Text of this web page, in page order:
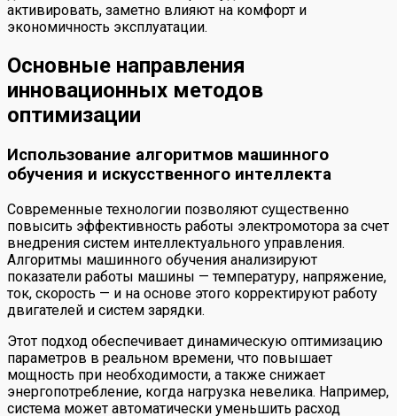
активировать, заметно влияют на комфорт и
экономичность эксплуатации.
Основные направления
инновационных методов
оптимизации
Использование алгоритмов машинного
обучения и искусственного интеллекта
Современные технологии позволяют существенно
повысить эффективность работы электромотора за счет
внедрения систем интеллектуального управления.
Алгоритмы машинного обучения анализируют
показатели работы машины — температуру, напряжение,
ток, скорость — и на основе этого корректируют работу
двигателей и систем зарядки.
Этот подход обеспечивает динамическую оптимизацию
параметров в реальном времени, что повышает
мощность при необходимости, а также снижает
энергопотребление, когда нагрузка невелика. Например,
система может автоматически уменьшить расход